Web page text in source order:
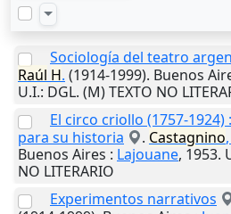
Sociología del teatro
Raúl H. (1914-1999). Buenos
U.I.: DGL. (M) TEXTO NO
El circo criollo (1757-
para su historia
. Castagnino,
Buenos Aires : Lajouane, 1953.
NO LITERARIO
Experimentos narrativos